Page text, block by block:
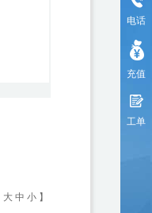
大中 小 】
电话
充值
工单